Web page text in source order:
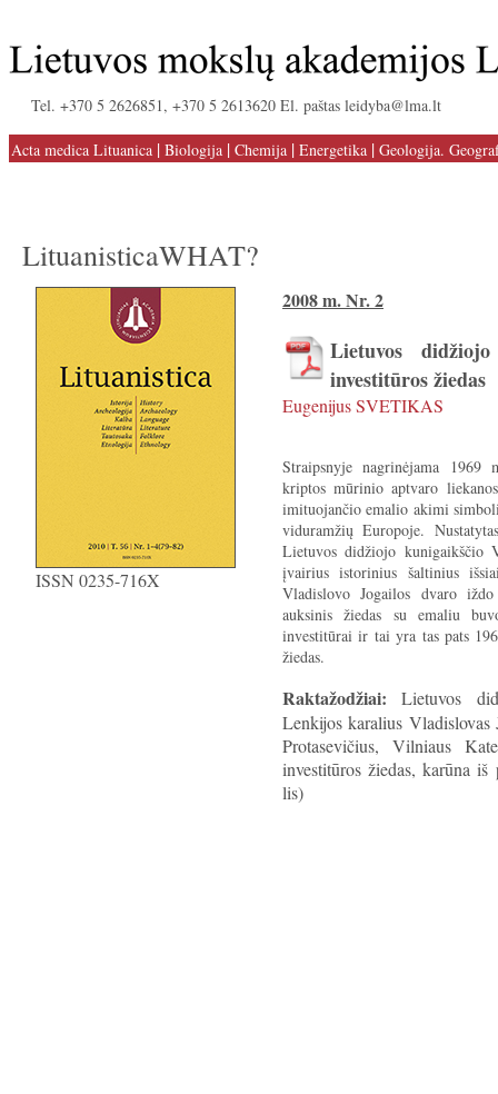
Tel. +370 5 2626851, +370 5 2613620 El. paštas leidyba@lma.lt
Acta medica Lituanica | Biologija | Chemija | Energetika | Geologija.
LituanisticaWHAT?
ISSN 0235-716X
2008 m. Nr. 2
Lietuvos
investitūros žiedas
Eugenijus SVETIKAS
Straipsnyje nagrinėjama
kriptos mūrinio aptvaro
imituojančio emalio akimi
viduramžių Europoje.
Lietuvos didžiojo kunigaikščio
įvairius istorinius šaltinius
Vladislovo Jogailos dvaro
auksinis žiedas su emaliu
investitūrai ir tai yra tas pats
žiedas.
Raktažodžiai: Lietuvos
Lenkijos karalius Vladislovas
Protasevičius, Vilniaus
investitūros žiedas, karūna
lis)